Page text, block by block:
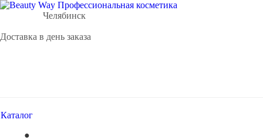
Челябинск
Доставка в день заказа
Каталог